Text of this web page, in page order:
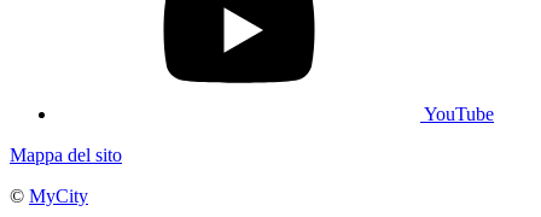
YouTube
Mappa del sito
© MyCity